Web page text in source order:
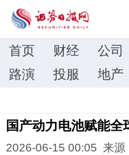
首页 财经 公司
路演
投服 地产
国产动力电池赋能全
2026-06-15 00:05 来源